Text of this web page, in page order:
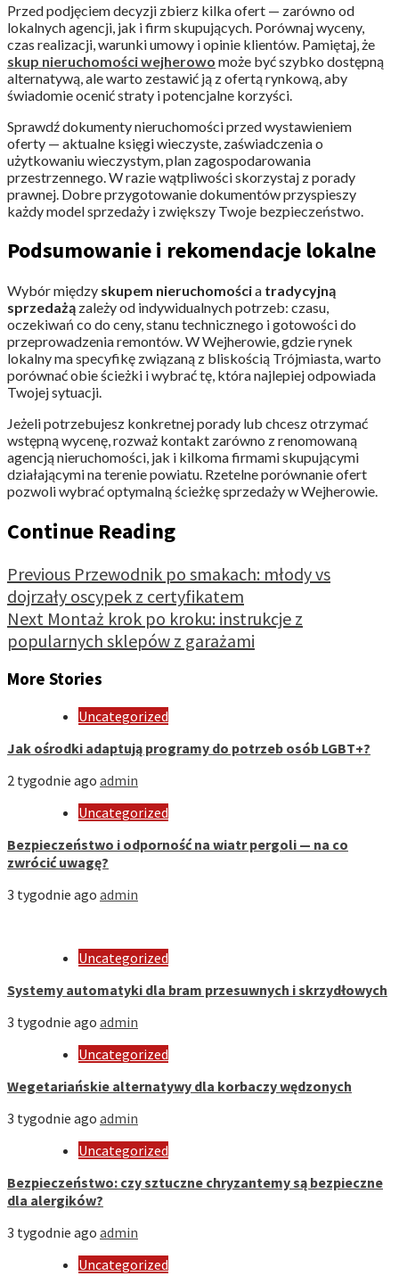
Przed podjęciem decyzji zbierz kilka ofert — zarówno od
lokalnych agencji, jak i firm skupujących. Porównaj wyceny,
czas realizacji, warunki umowy i opinie klientów. Pamiętaj, że
skup nieruchomości wejherowo może być szybko dostępną
alternatywą, ale warto zestawić ją z ofertą rynkową, aby
świadomie ocenić straty i potencjalne korzyści.
Sprawdź dokumenty nieruchomości przed wystawieniem
oferty — aktualne księgi wieczyste, zaświadczenia o
użytkowaniu wieczystym, plan zagospodarowania
przestrzennego. W razie wątpliwości skorzystaj z porady
prawnej. Dobre przygotowanie dokumentów przyspieszy
każdy model sprzedaży i zwiększy Twoje bezpieczeństwo.
Podsumowanie i rekomendacje lokalne
Wybór między skupem nieruchomościa tradycyjną
sprzedażą zależy od indywidualnych potrzeb: czasu,
oczekiwań co do ceny, stanu technicznego i gotowości do
przeprowadzenia remontów. W Wejherowie, gdzie rynek
lokalny ma specyfikę związaną z bliskością Trójmiasta, warto
porównać obie ścieżki i wybrać tę, która najlepiej odpowiada
Twojej sytuacji.
Jeżeli potrzebujesz konkretnej porady lub chcesz otrzymać
wstępną wycenę, rozważ kontakt zarówno z renomowaną
agencją nieruchomości, jak i kilkoma firmami skupującymi
działającymi na terenie powiatu. Rzetelne porównanie ofert
pozwoli wybrać optymalną ścieżkę sprzedaży w Wejherowie.
Continue Reading
Previous Przewodnik po smakach: młody vs
dojrzały oscypek z certyfikatem
Next Montaż krok po kroku: instrukcje z
popularnych sklepów z garażami
More Stories
Uncategorized
Jak ośrodki adaptują programy do potrzeb osób LGBT+?
2 tygodnie ago admin
Uncategorized
Bezpieczeństwo i odporność na wiatr pergoli — na co
zwrócić uwagę?
3 tygodnie ago admin
Uncategorized
Systemy automatyki dla bram przesuwnych i skrzydłowych
3 tygodnie ago admin
Uncategorized
Wegetariańskie alternatywy dla korbaczy wędzonych
3 tygodnie ago admin
Uncategorized
Bezpieczeństwo: czy sztuczne chryzantemy są bezpieczne
dla alergików?
3 tygodnie ago admin
Uncategorized